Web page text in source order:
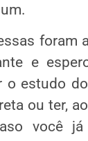
foram
e
o estudo
ou ter,
você já